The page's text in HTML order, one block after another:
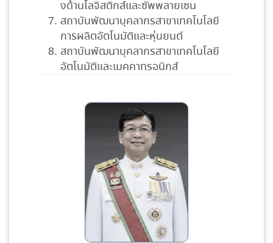
งด้านโลจิสติกส์และซัพพลายเซน
สถาบันพัฒนาบุคลากรสาขาเทคโนโลยี
การผลิตอัตโนมัติและหุ่นยนต์
สถาบันพัฒนาบุคลากรสาขาเทคโนโลยี
อัตโนมัติและเมคคาทรอนิกส์